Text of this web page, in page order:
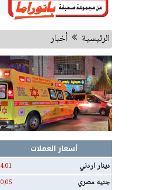
الرئيسية أخبار
أسعار العملات
دينار اردني
4.01
جنيه مصري 0.05